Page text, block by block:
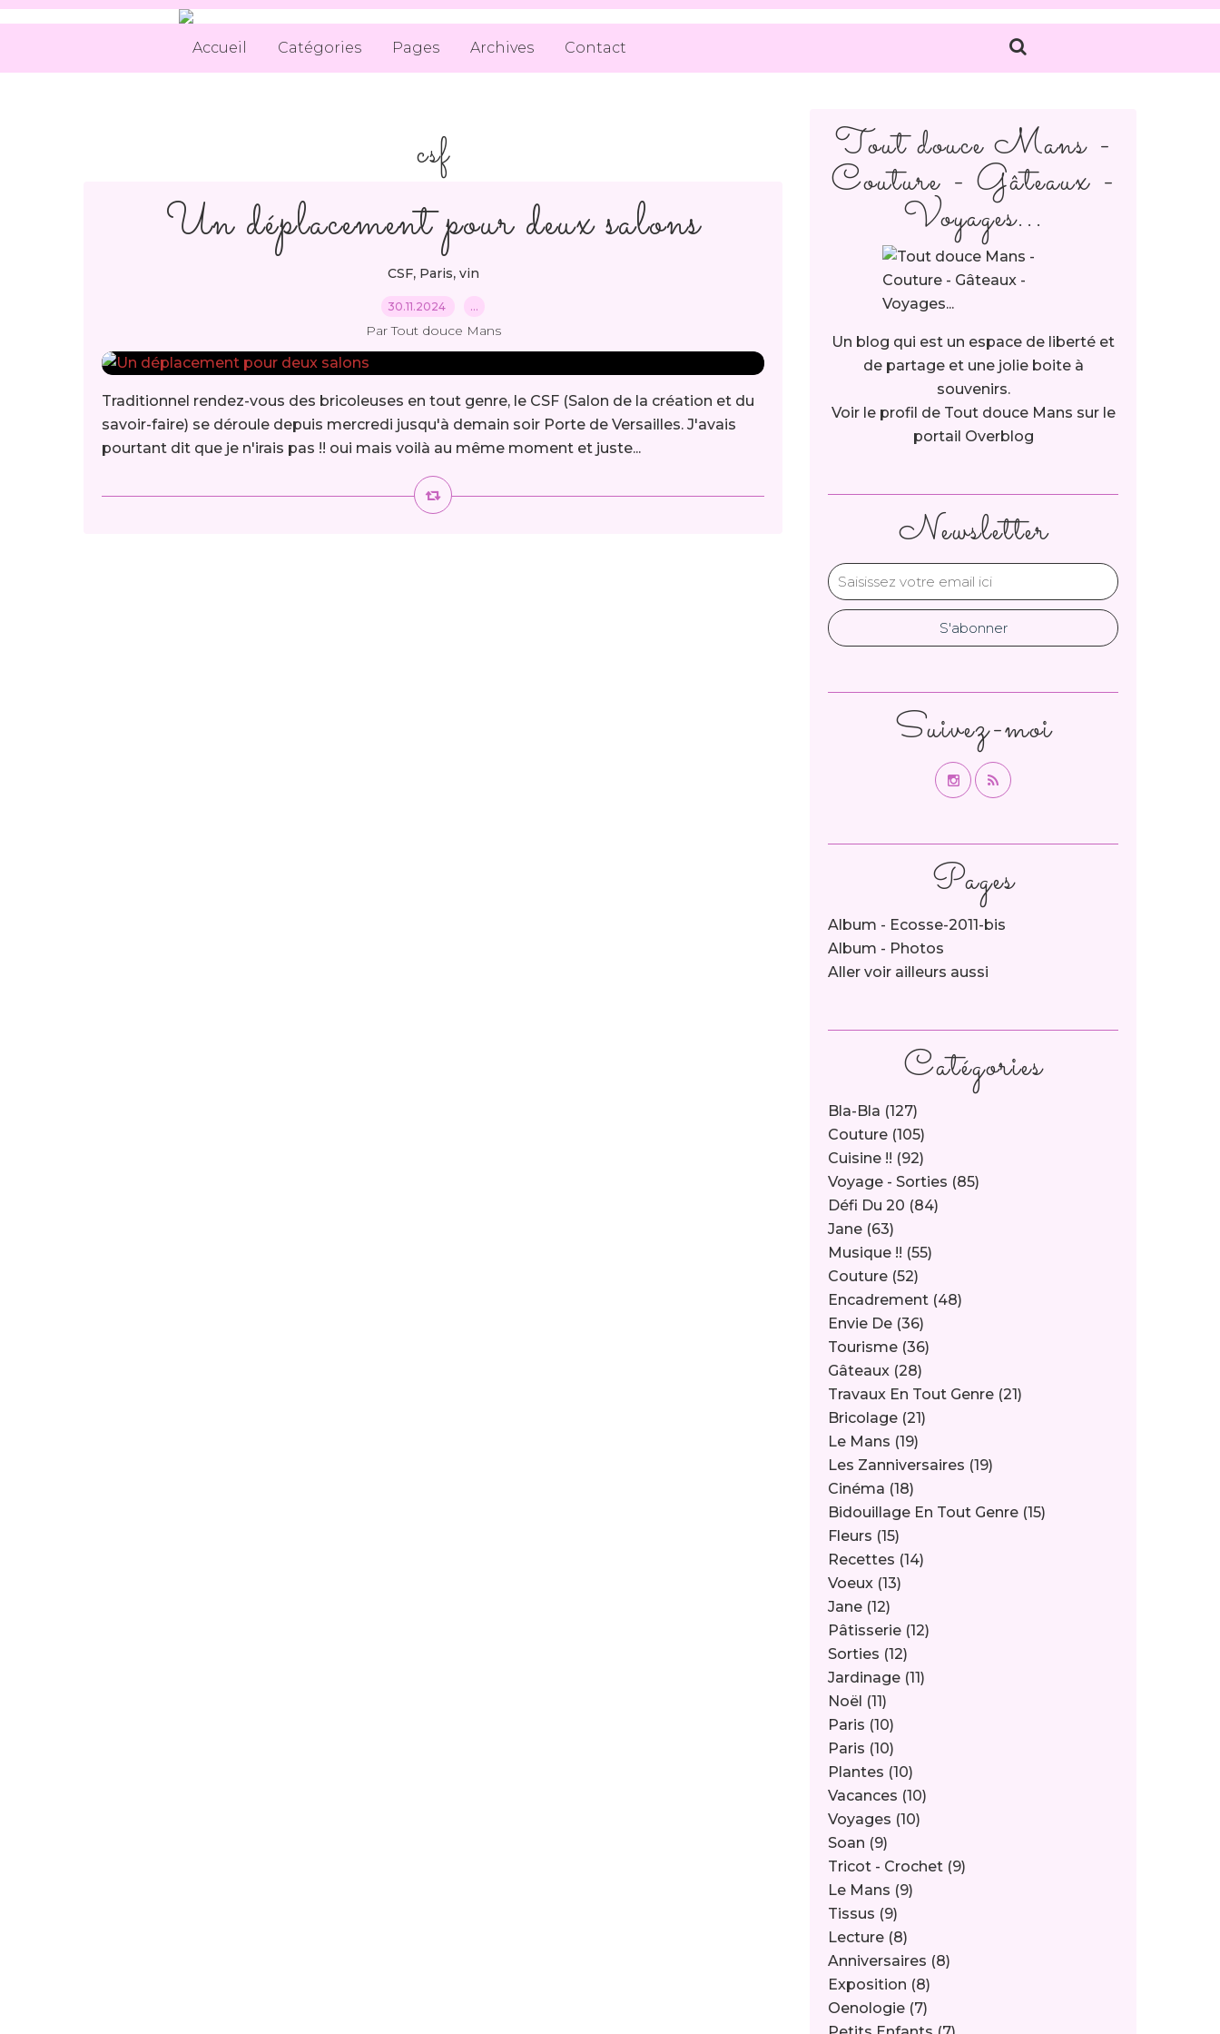
Accueil Catégories Pages Archives Contact
csf
Un déplacement pour deux salons
CSF, Paris, vin
30.11.2024 …
Par Tout douce Mans
Traditionnel rendez-vous des bricoleuses en tout genre, le CSF (Salon de la création et du
savoir-faire) se déroule depuis mercredi jusqu'à demain soir Porte de Versailles. J'avais
pourtant dit que je n'irais pas !! oui mais voilà au même moment et juste...
Newsletter
Catégories
Bla-Bla (127)
Couture (105)
Cuisine !! (92)
Voyage - Sorties (85)
Défi Du 20 (84)
Jane (63)
Musique !! (55)
Couture (52)
Encadrement (48)
Envie De (36)
Tourisme (36)
Gâteaux (28)
Travaux En Tout Genre (21)
Bricolage (21)
Le Mans (19)
Les Zanniversaires (19)
Cinéma (18)
Bidouillage En Tout Genre (15)
Fleurs (15)
Recettes (14)
Voeux (13)
Jane (12)
Pâtisserie (12)
Sorties (12)
Jardinage (11)
Noël (11)
Paris (10)
Paris (10)
Plantes (10)
Vacances (10)
Voyages (10)
Soan (9)
Tricot - Crochet (9)
Le Mans (9)
Tissus (9)
Lecture (8)
Anniversaires (8)
Exposition (8)
Oenologie (7)
Pages
Album - Ecosse-2011-bis
Album - Photos
Aller voir ailleurs aussi
Tout douce Mans -
Couture - Gâteaux -
Voyages...
Un blog qui est un espace de liberté et
de partage et une jolie boite à
souvenirs.
Voir le profil de Tout douce Mans sur le
portail Overblog
Suivez-moi